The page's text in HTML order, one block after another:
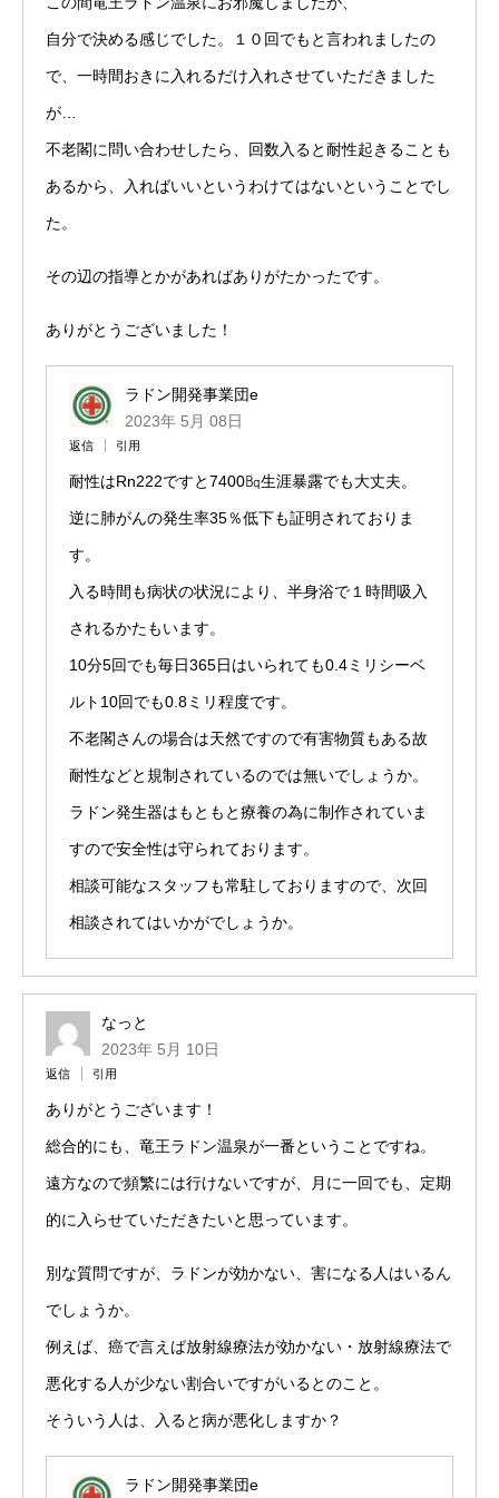
自分で決める感じでした。１０回でもと言われましたの
で、一時間おきに入れるだけ入れさせていただきました
が…
不老閣に問い合わせしたら、回数入ると耐性起きることも
あるから、入ればいいというわけてはないということでし
た。
その辺の指導とかがあればありがたかったです。
ありがとうございました！
ラドン開発事業団e
2023年 5月 08日
返信 引用
耐性はRn222ですと7400㏃生涯暴露でも大丈夫。
逆に肺がんの発生率35％低下も証明されておりま
す。
入る時間も病状の状況により、半身浴で１時間吸入
されるかたもいます。
10分5回でも毎日365日はいられても0.4ミリシーベ
ルト10回でも0.8ミリ程度です。
不老閣さんの場合は天然ですので有害物質もある故
耐性などと規制されているのでは無いでしょうか。
ラドン発生器はもともと療養の為に制作されていま
すので安全性は守られております。
相談可能なスタッフも常駐しておりますので、次回
相談されてはいかがでしょうか。
なっと
2023年 5月 10日
返信 引用
ありがとうございます！
総合的にも、竜王ラドン温泉が一番ということですね。
遠方なので頻繁には行けないですが、月に一回でも、定期
的に入らせていただきたいと思っています。
別な質問ですが、ラドンが効かない、害になる人はいるん
でしょうか。
例えば、癌で言えば放射線療法が効かない・放射線療法で
悪化する人が少ない割合いですがいるとのこと。
そういう人は、入ると病が悪化しますか？
ラドン開発事業団e